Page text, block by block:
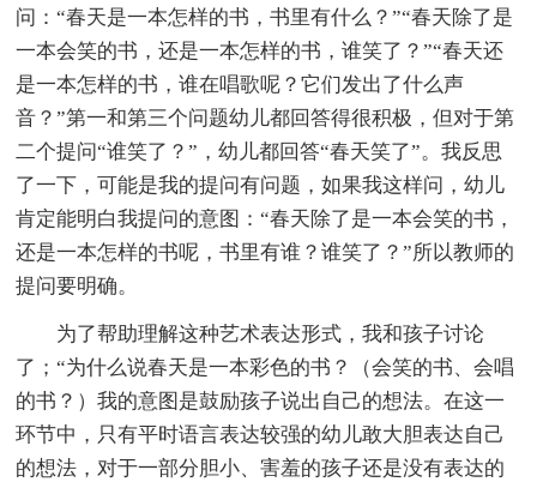
问：“春天是一本怎样的书，书里有什么？”“春天除了是
一本会笑的书，还是一本怎样的书，谁笑了？”“春天还
是一本怎样的书，谁在唱歌呢？它们发出了什么声
音？”第一和第三个问题幼儿都回答得很积极，但对于第
二个提问“谁笑了？”，幼儿都回答“春天笑了”。我反思
了一下，可能是我的提问有问题，如果我这样问，幼儿
肯定能明白我提问的意图：“春天除了是一本会笑的书，
还是一本怎样的书呢，书里有谁？谁笑了？”所以教师的
提问要明确。
为了帮助理解这种艺术表达形式，我和孩子讨论
了；“为什么说春天是一本彩色的书？（会笑的书、会唱
的书？）我的意图是鼓励孩子说出自己的想法。在这一
环节中，只有平时语言表达较强的幼儿敢大胆表达自己
的想法，对于一部分胆小、害羞的孩子还是没有表达的